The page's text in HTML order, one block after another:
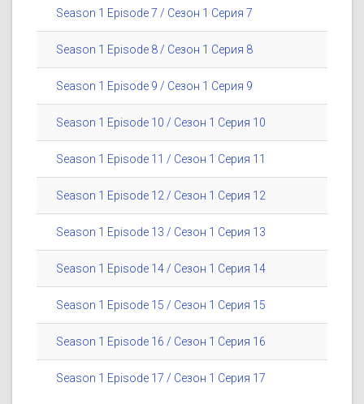
Season 1 Episode 7 / Сезон 1 Серия 7
Season 1 Episode 8 / Сезон 1 Серия 8
Season 1 Episode 9 / Сезон 1 Серия 9
Season 1 Episode 10 / Сезон 1 Серия 10
Season 1 Episode 11 / Сезон 1 Серия 11
Season 1 Episode 12 / Сезон 1 Серия 12
Season 1 Episode 13 / Сезон 1 Серия 13
Season 1 Episode 14 / Сезон 1 Серия 14
Season 1 Episode 15 / Сезон 1 Серия 15
Season 1 Episode 16 / Сезон 1 Серия 16
Season 1 Episode 17 / Сезон 1 Серия 17